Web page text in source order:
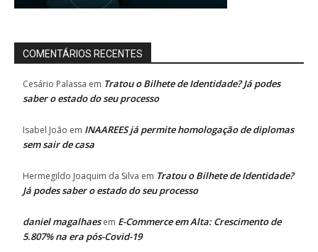
COMENTÁRIOS RECENTES
Cesário Palassa em Tratou o Bilhete de Identidade? Já podes
saber o estado do seu processo
Isabel João em INAAREES já permite homologação de diplomas
sem sair de casa
Hermegildo Joaquim da Silva em Tratou o Bilhete de Identidade?
Já podes saber o estado do seu processo
daniel magalhaesem E-Commerce em Alta: Crescimento de
5.807% na era pós-Covid-19